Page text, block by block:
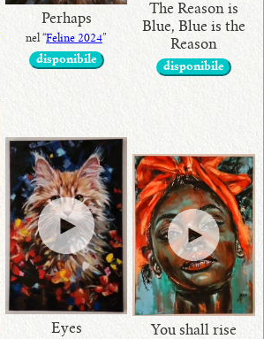
Perhaps
nel “Feline 2024”
disponibile
The Reason is
Blue, Blue is the
Reason
disponibile
Eyes You shall rise